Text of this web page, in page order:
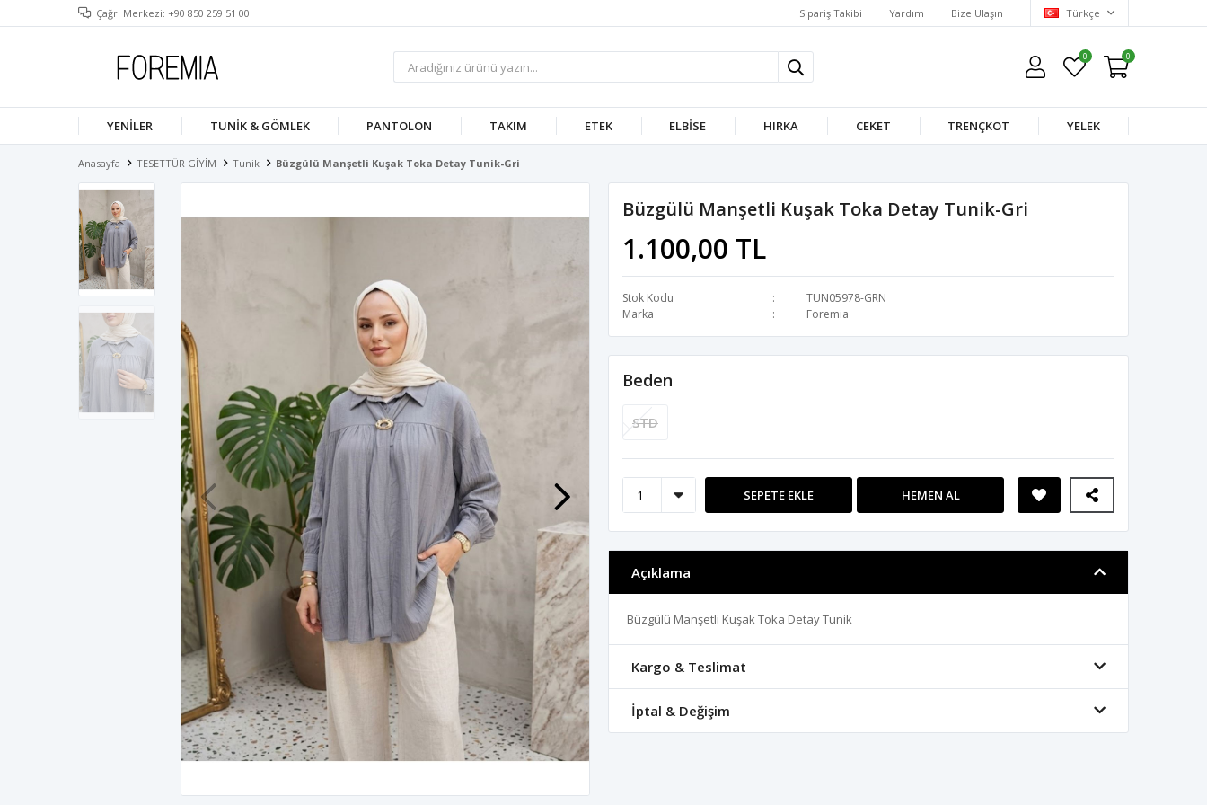
Çağrı Merkezi: +90 850 259 51 00 Sipariş Takibi Yardım Bize Ulaşın Türkçe
0 0
YENILER TUNIK & GÖMLEK PANTOLON TAKIM ETEK ELBISE HIRKA CEKET TRENÇKOT YELEK
Anasayfa TESETTÜR GİYİM Tunik Büzgülü Manşetli Kuşak Toka Detay Tunik-Gri
Büzgülü Manşetli Kuşak Toka Detay Tunik-Gri
1.100,00 TL
Stok Kodu
TUN05978-GRN
Marka
Foremia
Beden
STD
SEPETE EKLE HEMEN AL
Açıklama
Büzgülü Manşetli Kuşak Toka Detay Tunik
Kargo & Teslimat
İptal & Değişim